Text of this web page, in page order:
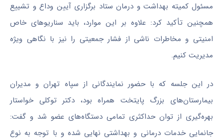
مسئول کمیته بهداشت و درمان ستاد برگزاری آیین وداع و تشییع
همچنین تأکید کرد: علاوه بر این موارد، باید سناریوهای خاص
امنیتی و مخاطرات ناشی از فشار جمعیتی را نیز با نگاهی ویژه
مدیریت کنیم.
در این جلسه که با حضور نمایندگانی از سپاه تهران و مدیران
بیمارستان‌های بزرگ پایتخت همراه بود، دکتر توکلی خواستار
بهره‌گیری از توان حداکثری تمامی دستگاه‌های عضو شد و گفت:
جانمایی خدمات درمانی و بهداشتی نهایی شده و با توجه به نوع